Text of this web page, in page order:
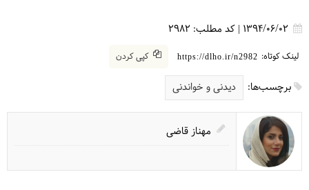
1394/06/02
| کد مطلب: 2982
لینک کوتاه: https://dlho.ir/n2982 کپی کردن
برچسب‌ها: دیدنی و خواندنی
مهناز قاضی